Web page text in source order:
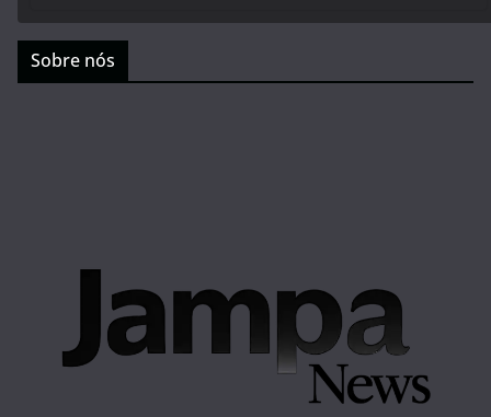
Sobre nós